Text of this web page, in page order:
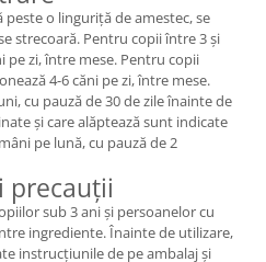
o linguriță de amestec, se
strecoară. Pentru copii între 3 și
pe zi, între mese. Pentru copii
4-6 căni pe zi, între mese.
cu pauză de 30 de zile înainte de
și care alăptează sunt indicate
pe lună, cu pauză de 2
precauții
sub 3 ani și persoanelor cu
ingrediente. Înainte de utilizare,
instrucțiunile de pe ambalaj și